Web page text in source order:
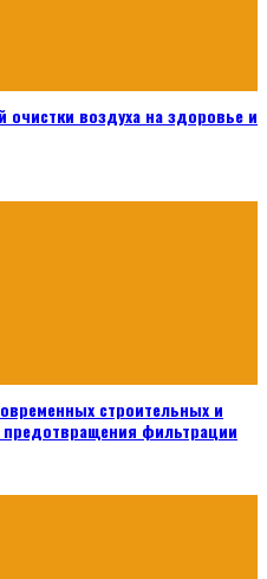
очистки воздуха на здоровье и
строительных и
фильтрации